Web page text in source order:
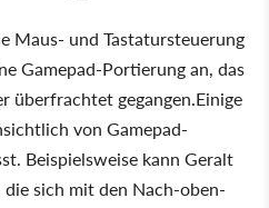
Maus- und Tastatursteuerung
Gamepad-Portierung an, das
überfrachtet gegangen.Einige
von Gamepad-
Beispielsweise kann Geralt
sich mit den Nach-oben-